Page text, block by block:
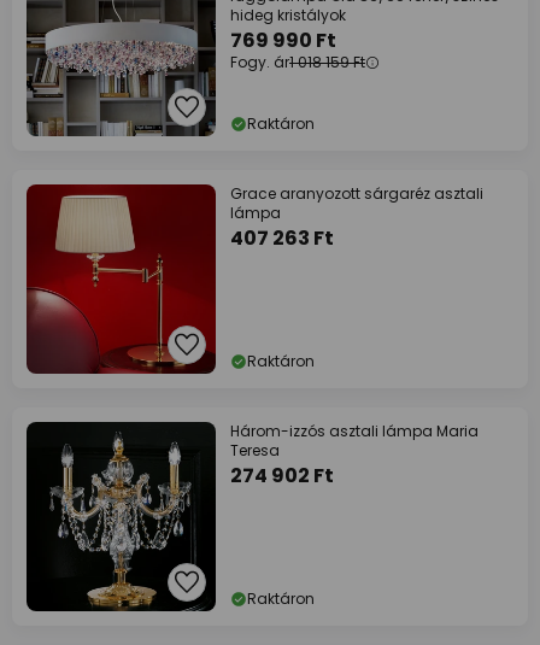
hideg kristályok
769 990 Ft
Fogy. ár1 018 159 Ft
Raktáron
Grace aranyozott sárgaréz asztali
lámpa
407 263 Ft
Raktáron
Három-izzós asztali lámpa Maria
Teresa
274 902 Ft
Raktáron